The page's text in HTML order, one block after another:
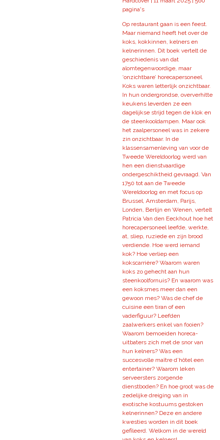
pagina's
Op restaurant gaan is een feest.
Maar niemand heeft het over de
koks, kokkinnen, kelners en
kelnerinnen. Dit boek vertelt de
geschiedenis van dat
alomtegenwoordige, maar
‘onzichtbare’ horecapersoneel.
Koks waren letterlijk onzichtbaar.
In hun ondergrondse, oververhitte
keukens leverden ze een
dagelijkse strijd tegen de klok en
de steenkooldampen. Maar ook
het zaalpersoneel was in zekere
zin onzichtbaar. In de
klassensamenleving van voor de
Tweede Wereldoorlog werd van
hen een dienstvaardige
ondergeschiktheid gevraagd. Van
1750 tot aan de Tweede
Wereldoorlog en met focus op
Brussel, Amsterdam, Parijs,
Londen, Berlijn en Wenen, vertelt
Patricia Van den Eeckhout hoe het
horecapersoneel leefde, werkte,
at, sliep, ruziede en zijn brood
verdiende. Hoe werd iemand
kok? Hoe verliep een
kokscarrière? Waarom waren
koks zo gehecht aan hun
steenkoolfornuis? En waarom was
een koksmes meer dan een
gewoon mes? Was de chef de
cuisine een tiran of een
vaderfiguur? Leefden
zaalwerkers enkel van fooien?
Waarom bemoeiden horeca-
uitbaters zich met de snor van
hun kelners? Was een
succesvolle maître d’hôtel een
entertainer? Waarom leken
serveersters zorgende
dienstboden? En hoe groot was de
zedelijke dreiging van in
exotische kostuums gestoken
kelnerinnen? Deze en andere
kwesties worden in dit boek
gefileerd. Welkom in de wereld